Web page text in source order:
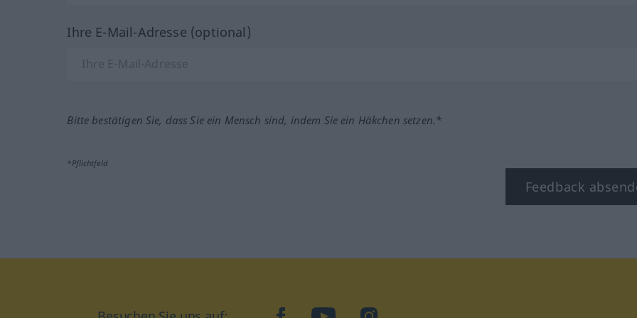
Ihre E-Mail-Adresse (optional)
Bitte bestätigen Sie, dass Sie ein Mensch sind, indem Sie ein Häkchen setzen.*
*Pflichtfeld
Feedback